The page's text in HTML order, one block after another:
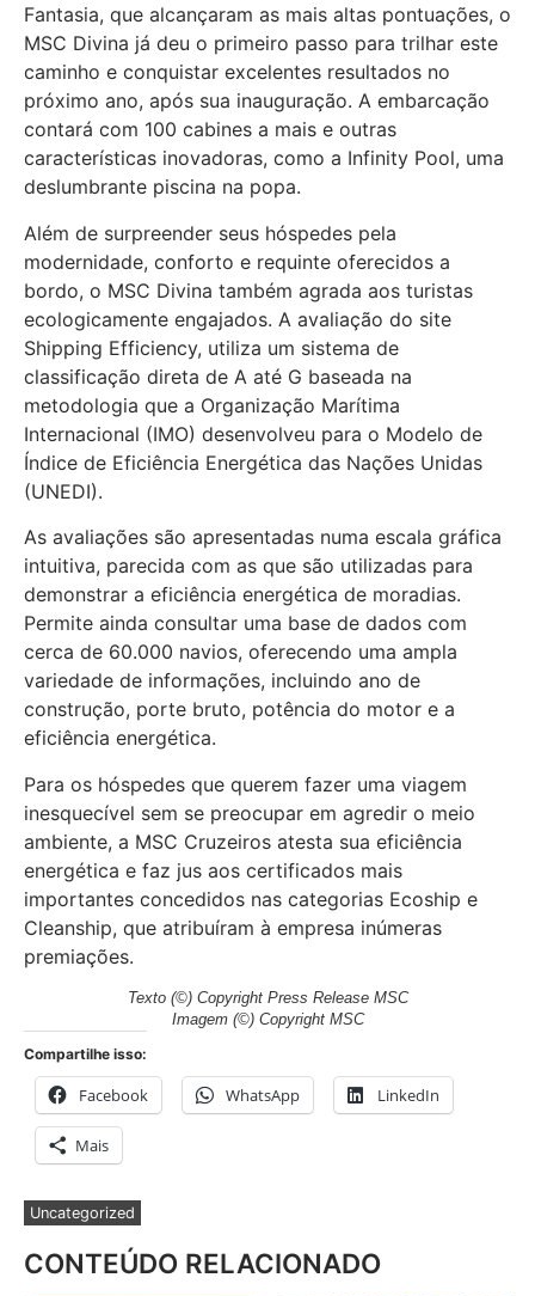
Fantasia, que alcançaram as mais altas pontuações, o
MSC Divina já deu o primeiro passo para trilhar este
caminho e conquistar excelentes resultados no
próximo ano, após sua inauguração. A embarcação
contará com 100 cabines a mais e outras
características inovadoras, como a Infinity Pool, uma
deslumbrante piscina na popa.
Além de surpreender seus hóspedes pela
modernidade, conforto e requinte oferecidos a
bordo, o MSC Divina também agrada aos turistas
ecologicamente engajados. A avaliação do site
Shipping Efficiency, utiliza um sistema de
classificação direta de A até G baseada na
metodologia que a Organização Marítima
Internacional (IMO) desenvolveu para o Modelo de
Índice de Eficiência Energética das Nações Unidas
(UNEDI).
As avaliações são apresentadas numa escala gráfica
intuitiva, parecida com as que são utilizadas para
demonstrar a eficiência energética de moradias.
Permite ainda consultar uma base de dados com
cerca de 60.000 navios, oferecendo uma ampla
variedade de informações, incluindo ano de
construção, porte bruto, potência do motor e a
eficiência energética.
Para os hóspedes que querem fazer uma viagem
inesquecível sem se preocupar em agredir o meio
ambiente, a MSC Cruzeiros atesta sua eficiência
energética e faz jus aos certificados mais
importantes concedidos nas categorias Ecoship e
Cleanship, que atribuíram à empresa inúmeras
premiações.
Texto (©) Copyright Press Release MSC
Imagem (©) Copyright MSC
Compartilhe isso:
Facebook WhatsApp LinkedIn
Mais
Uncategorized
CONTEÚDO RELACIONADO